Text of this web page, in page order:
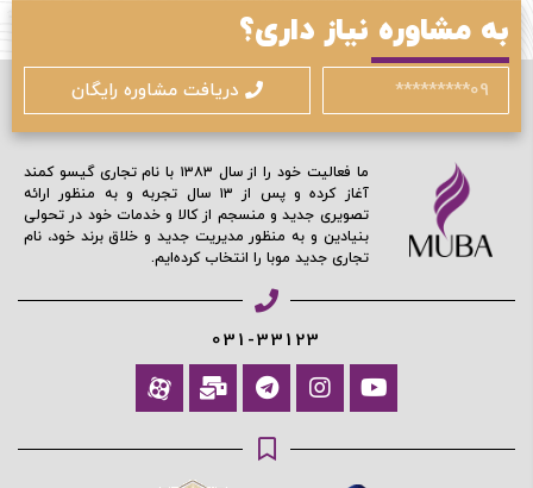
به مشاوره نیاز داری؟
دریافت مشاوره رایگان
ما فعالیت خود را از سال ۱۳۸۳ با نام تجاری گیسو کمند
آغاز کرده و پس از ۱۳ سال تجربه و به منظور ارائه
تصویری جدید و منسجم از کالا و خدمات خود در تحولی
بنیادین و به منظور مدیریت جدید و خلاق برند خود، نام
تجاری جدید موبا را انتخاب کرده‌ایم.
031-33123
آیا هنوز عضو نشده اید؟ اکنون ثبت نام کنید
محافظت شده توسط